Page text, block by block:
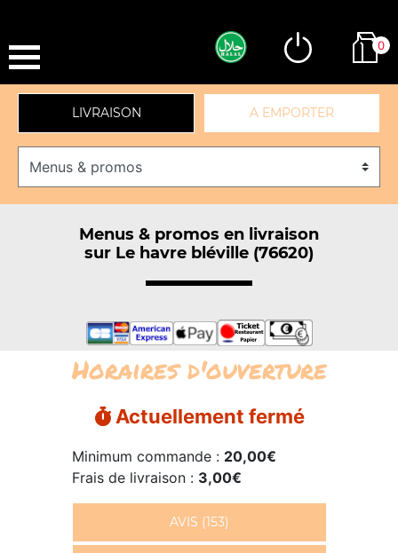
0
LIVRAISON A EMPORTER
Menus & promos en livraison
sur Le havre bléville (76620)
Horaires d'ouverture
Actuellement fermé
Minimum commande : 20,00€
Frais de livraison : 3,00€
AVIS (153)